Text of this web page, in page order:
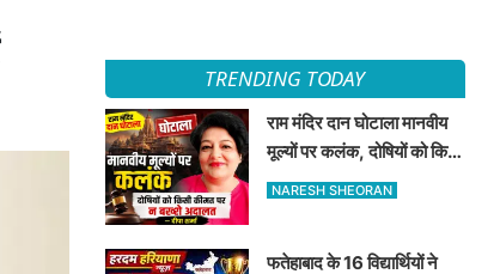
TRENDING TODAY
राम मंदिर दान घोटाला मानवीय
मूल्यों पर कलंक, दोषियों को किसी
कीमत पर न बख्शे अदालत —
NARESH SHEORAN
फतेहाबाद के 16 विद्यार्थियों ने